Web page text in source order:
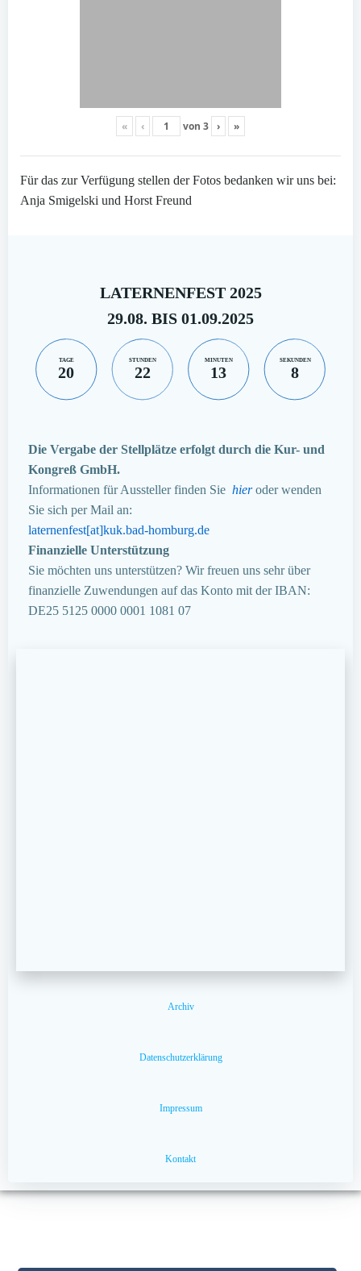
« ‹ von 3 › »
Für das zur Verfügung stellen der Fotos bedanken wir uns bei:
Anja Smigelski und Horst Freund
LATERNENFEST 2025
29.08. BIS 01.09.2025
TAGE
20
STUNDEN
22
MINUTEN
13
SEKUNDEN
7
Die Vergabe der Stellplätze erfolgt durch die Kur- und
Kongreß GmbH.
Informationen für Aussteller finden Sie hieroder wenden
Sie sich per Mail an:
laternenfest[at]kuk.bad-homburg.de
Finanzielle Unterstützung
Sie möchten uns unterstützen? Wir freuen uns sehr über
finanzielle Zuwendungen auf das Konto mit der IBAN:
DE25 5125 0000 0001 1081 07
Archiv
Datenschutzerklärung
Impressum
Kontakt